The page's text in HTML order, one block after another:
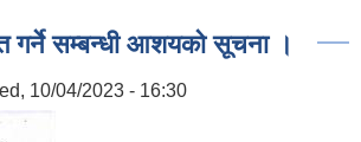
गर्ने सम्बन्धी आशयको सूचना ।
10/04/2023 - 16:30